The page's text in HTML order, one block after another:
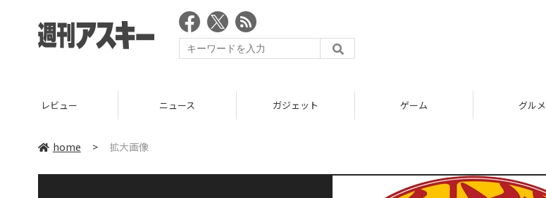
レビュー ニュース ガジェット ゲーム グルメ
home > 拡大画像